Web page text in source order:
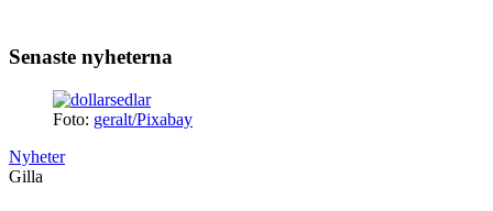
Senaste nyheterna
Foto: geralt/Pixabay
Nyheter
Gilla